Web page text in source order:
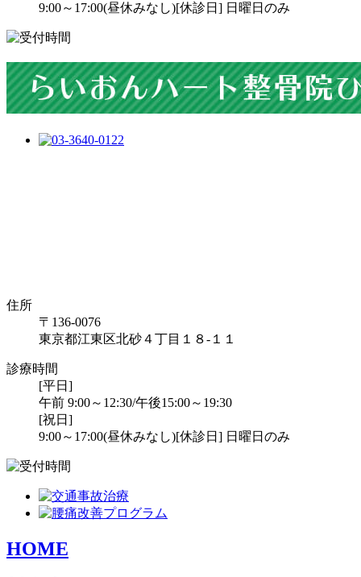
9:00～17:00(昼休みなし)[休診日] 日曜日のみ
住所
〒136-0076
東京都江東区北砂４丁目１８-１１
診療時間
[平日]
午前 9:00～12:30/午後15:00～19:30
[祝日]
9:00～17:00(昼休みなし)[休診日] 日曜日のみ
HOME